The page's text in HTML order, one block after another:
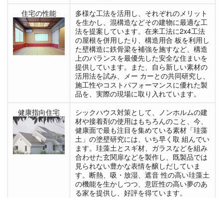
住宅の性能
多様な工法を活用し、それぞれのメリット
を生かし、混構造などその建物に最適な工
法を提案しています。在来工法に2x4工法
の屋根を併用したり、構造用合 板を利用し
た壁構造に鉄骨梁を補強を施すなど、構造
上のバランスを最優先した安全な住まいを
提供しています。また、自ら新しい素材の
活用法を試み、メー カーとの共同研究し、
施工性やコストパフォーマンスに優れた製
品を、実際の現場に取り入れています。
健康指向住宅
シックハウス対策として、ノンホルムの建
材や接着剤の使用はもちろんのこと、今、
健康面で最も注目を集めている素材「珪藻
土」の塗壁研究には、いち早く取 組んでい
ます。珪藻土とスギ材、ガラスなどを組み
合わせた玄関扉などを製作し、既製品では
見られない豊かな表情を醸しだしていま
す。断熱、吸・放湿、遮音 性の高い珪藻土
の機能を生かしつつ、意匠性の高い夢のあ
る家を提供し、好評を得ています。